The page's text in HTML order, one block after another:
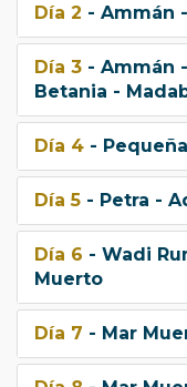
Día 2 - Ammán
Día 3 - Ammán
Betania -
Día 4 -
Día 5 - Petra -
Día 6 - Wadi
Muerto
Día 7 - Mar